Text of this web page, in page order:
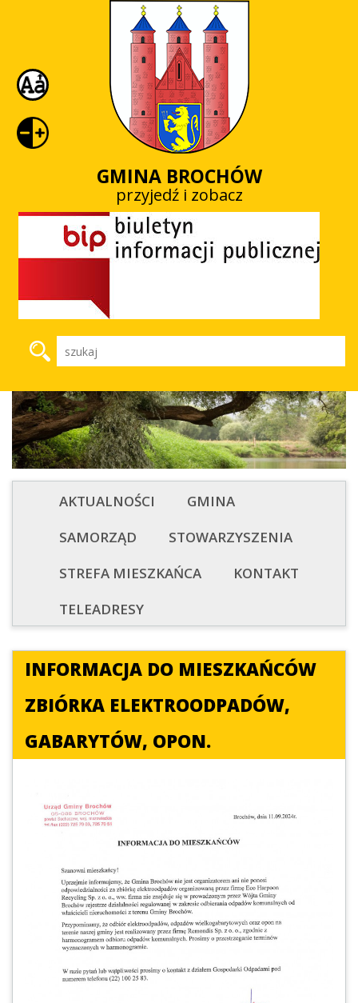
GMINA BROCHÓW
przyjedź i zobacz
AKTUALNOŚCI
GMINA
SAMORZĄD
STOWARZYSZENIA
STREFA MIESZKAŃCA
KONTAKT
TELEADRESY
INFORMACJA DO MIESZKAŃCÓW
ZBIÓRKA ELEKTROODPADÓW,
GABARYTÓW, OPON.